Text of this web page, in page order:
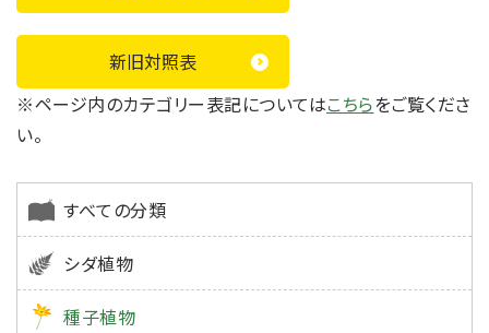
すべての分類
シダ植物
種子植物
新旧対照表
※ページ内のカテゴリー表記についてはこちらをご覧くださ
い。